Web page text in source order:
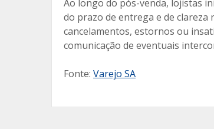
Ao longo do pós-venda, lojistas
do prazo de entrega e de clareza
cancelamentos, estornos ou
comunicação de eventuais
Fonte: Varejo SA